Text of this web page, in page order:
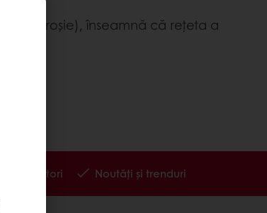
roșie), înseamnă că rețeta a
Noutăți și trenduri